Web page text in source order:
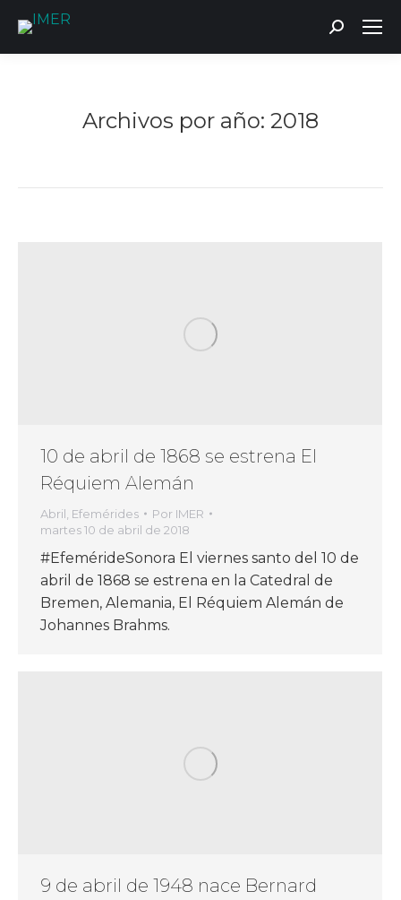
Buscar:
Archivos por año: 2018
10 de abril de 1868 se estrena El
Réquiem Alemán
Abril Efemérides Por IMER
martes 10 de abril de 2018
#EfemérideSonora El viernes santo del 10 de
abril de 1868 se estrena en la Catedral de
Bremen, Alemania, El Réquiem Alemán de
Johannes Brahms.
9 de abril de 1948 nace Bernard